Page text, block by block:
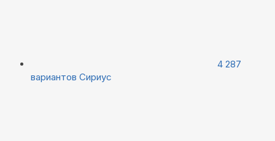
4 287
вариантов Сириус